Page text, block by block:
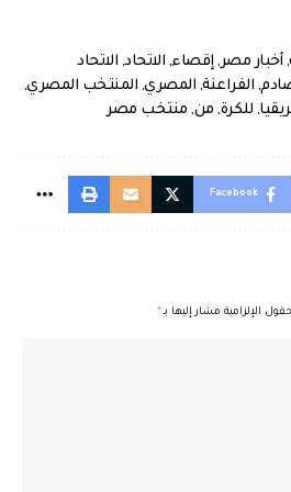
, أخبار مصر,إقصاء, الاتحاد, الاتحاد
, الفراعنة, المصري, المنتخب المصري,
, للكرة, من, منتخب مصر
Facebook
الإلزامية مشار إليها بـ *